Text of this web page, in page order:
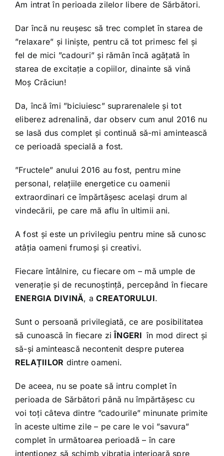
Shop
Tratamente naturale
Iubim fructele
Am intrat în perioada zilelor libere de Sărbători.
Dar încă nu reușesc să trec complet în starea de
”relaxare” și liniște, pentru că tot primesc fel și
fel de mici ”cadouri” și rămân încă agățată în
starea de excitație a copiilor, dinainte să vină
Moș Crăciun!
Da, încă îmi ”biciuiesc” suprarenalele și tot
eliberez adrenalină, dar observ cum anul 2016 nu
se lasă dus complet și continuă să-mi amintească
ce perioadă specială a fost.
”Fructele” anului 2016 au fost, pentru mine
personal, relațiile energetice cu oamenii
extraordinari ce împărtășesc același drum al
vindecării, pe care mă aflu în ultimii ani.
A fost și este un privilegiu pentru mine să cunosc
atâția oameni frumoși și creativi.
Fiecare întâlnire, cu fiecare om – mă umple de
venerație și de recunoștință, percepând în fiecare
ENERGIA DIVINĂ, aCREATORULUI.
Sunt o persoană privilegiată, ce are posibilitatea
să cunoască în fiecare ziÎNGERIîn mod direct și
să-și amintească necontenit despre puterea
RELAȚIILOR dintre oameni.
De aceea, nu se poate să intru complet în
perioada de Sărbători până nu împărtășesc cu
voi toți câteva dintre ”cadourile” minunate primite
în aceste ultime zile – pe care le voi ”savura”
complet în următoarea perioadă – în care
intenționez să schimb vibrația interioară spre